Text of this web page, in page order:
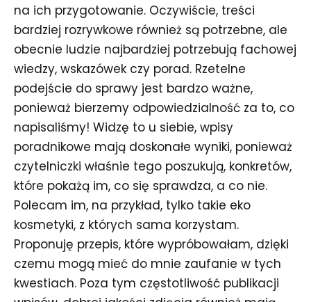
na ich przygotowanie. Oczywiście, treści
bardziej rozrywkowe również są potrzebne, ale
obecnie ludzie najbardziej potrzebują fachowej
wiedzy, wskazówek czy porad. Rzetelne
podejście do sprawy jest bardzo ważne,
ponieważ bierzemy odpowiedzialność za to, co
napisaliśmy! Widzę to u siebie, wpisy
poradnikowe mają doskonałe wyniki, ponieważ
czytelniczki właśnie tego poszukują, konkretów,
które pokażą im, co się sprawdza, a co nie.
Polecam im, na przykład, tylko takie eko
kosmetyki, z których sama korzystam.
Proponuję przepis, które wypróbowałam, dzięki
czemu mogą mieć do mnie zaufanie w tych
kwestiach. Poza tym częstotliwość publikacji